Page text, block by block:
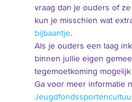
vraag dan je ouders of
kun je misschien wat
bijbaantje.
Als je ouders een laag
binnen jullie eigen
tegemoetkoming mogelijk
Ga voor meer informatie